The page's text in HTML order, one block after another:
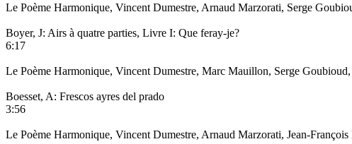
Le Poème Harmonique, Vincent Dumestre, Arnaud Marzorati, Serge
Boyer, J: Airs à quatre parties, Livre I: Que feray-je?
6:17
Le Poème Harmonique, Vincent Dumestre, Marc Mauillon, Serge
Boesset, A: Frescos ayres del prado
3:56
Le Poème Harmonique, Vincent Dumestre, Arnaud Marzorati, Jean-